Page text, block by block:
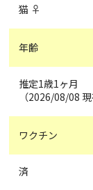
猫 ♀
年齢
推定1歳1ヶ月
（2026/08/08 現
ワクチン
済